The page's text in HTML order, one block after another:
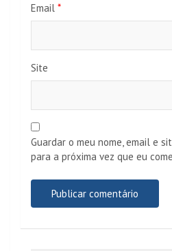
Email *
Site
Guardar o meu nome, email e
para a próxima vez que eu